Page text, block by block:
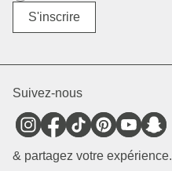
Divers
S'inscrire
Suivez-nous
& partagez votre expérience.